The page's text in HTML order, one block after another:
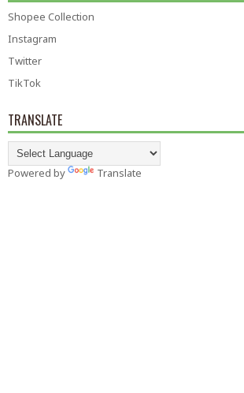
Shopee Collection
Instagram
Twitter
TikTok
TRANSLATE
Powered by Translate